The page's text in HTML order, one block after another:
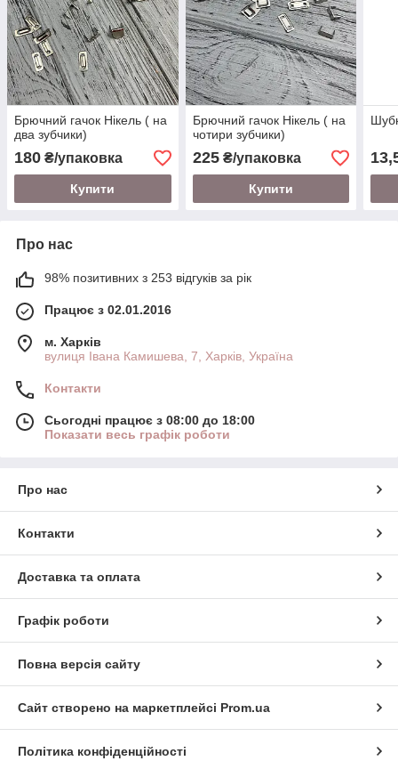
Брючний гачок Нікель ( на
два зубчики)
180 ₴/упаковка
Купити
Брючний гачок Нікель ( на
чотири зубчики)
225₴/упаковка
Купити
Про нас
98% позитивних з 253 відгуків за рік
Працює з 02.01.2016
м. Харків
вулиця Івана Камишева, 7, Харків, Україна
Контакти
Сьогодні працює з 08:00 до 18:00
Показати весь графік роботи
Про нас
Контакти
Доставка та оплата
Графік роботи
Повна версія сайту
Сайт створено на маркетплейсі Prom.ua
Політика конфіденційності